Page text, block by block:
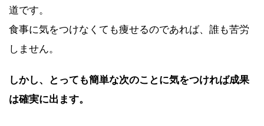
道です。
食事に気をつけなくても痩せるのであれば、誰も苦労
しません。
しかし、とっても簡単な次のことに気をつければ成果
は確実に出ます。